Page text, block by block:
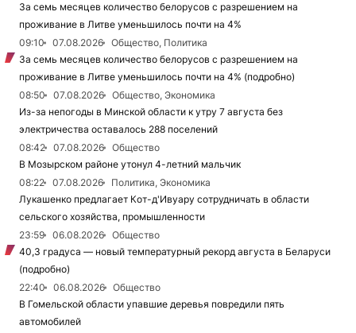
За семь месяцев количество белорусов с разрешением на
проживание в Литве уменьшилось почти на 4%
09:10
07.08.2026
Общество, Политика
За семь месяцев количество белорусов с разрешением на
проживание в Литве уменьшилось почти на 4% (подробно)
08:50
07.08.2026
Общество, Экономика
Из-за непогоды в Минской области к утру 7 августа без
электричества оставалось 288 поселений
08:42
07.08.2026
Общество
В Мозырском районе утонул 4-летний мальчик
08:22
07.08.2026
Политика, Экономика
Лукашенко предлагает Кот-д'Ивуару сотрудничать в области
сельского хозяйства, промышленности
23:59
06.08.2026
Общество
40,3 градуса — новый температурный рекорд августа в Беларуси
(подробно)
22:40
06.08.2026
Общество
В Гомельской области упавшие деревья повредили пять
автомобилей